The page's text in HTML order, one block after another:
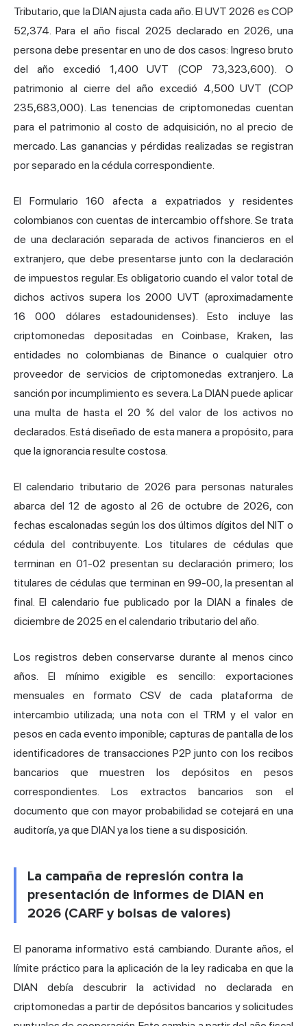
Tributario, que la DIAN ajusta cada año. El UVT 2026 es COP
52,374. Para el año fiscal 2025 declarado en 2026, una
persona debe presentar en uno de dos casos: Ingreso bruto
del año excedió 1,400 UVT (COP 73,323,600). O
patrimonio al cierre del año excedió 4,500 UVT (COP
235,683,000). Las tenencias de criptomonedas cuentan
para el patrimonio al costo de adquisición, no al precio de
mercado. Las ganancias y pérdidas realizadas se registran
por separado en la cédula correspondiente.
El Formulario 160 afecta a expatriados y residentes
colombianos con cuentas de intercambio offshore. Se trata
de una declaración separada de activos financieros en el
extranjero, que debe presentarse junto con la declaración
de impuestos regular. Es obligatorio cuando el valor total de
dichos activos supera los 2000 UVT (aproximadamente
16 000 dólares estadounidenses). Esto incluye las
criptomonedas depositadas en Coinbase, Kraken, las
entidades no colombianas de Binance o cualquier otro
proveedor de servicios de criptomonedas extranjero. La
sanción por incumplimiento es severa. La DIAN puede aplicar
una multa de hasta el 20 % del valor de los activos no
declarados. Está diseñado de esta manera a propósito, para
que la ignorancia resulte costosa.
El calendario tributario de 2026 para personas naturales
abarca del 12 de agosto al 26 de octubre de 2026, con
fechas escalonadas según los dos últimos dígitos del NIT o
cédula del contribuyente. Los titulares de cédulas que
terminan en 01-02 presentan su declaración primero; los
titulares de cédulas que terminan en 99-00, la presentan al
final. El calendario fue publicado por la DIAN a finales de
diciembre de 2025 en el calendario tributario del año.
Los registros deben conservarse durante al menos cinco
años. El mínimo exigible es sencillo: exportaciones
mensuales en formato CSV de cada plataforma de
intercambio utilizada; una nota con el TRM y el valor en
pesos en cada evento imponible; capturas de pantalla de los
identificadores de transacciones P2P junto con los recibos
bancarios que muestren los depósitos en pesos
correspondientes. Los extractos bancarios son el
documento que con mayor probabilidad se cotejará en una
auditoría, ya que DIAN ya los tiene a su disposición.
La campaña de represión contra la
presentación de informes de DIAN en
2026 (CARF y bolsas de valores)
El panorama informativo está cambiando. Durante años, el
límite práctico para la aplicación de la ley radicaba en que la
DIAN debía descubrir la actividad no declarada en
criptomonedas a partir de depósitos bancarios y solicitudes